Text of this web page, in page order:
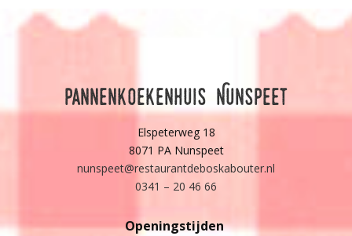
Pannenkoekenhuis Nunspeet
Elspeterweg 18
8071 PA Nunspeet
nunspeet@restaurantdeboskabouter.nl
0341 – 20 46 66
Openingstijden